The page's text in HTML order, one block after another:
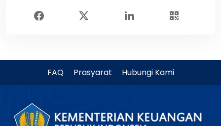
FAQ Prasyarat Hubungi Kami